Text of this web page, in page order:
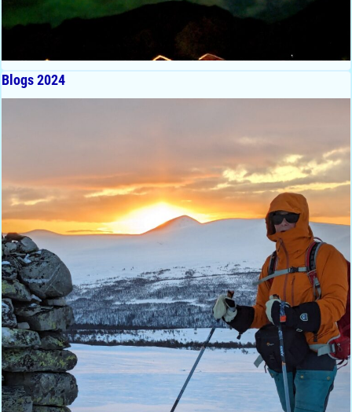
Blogs 2024